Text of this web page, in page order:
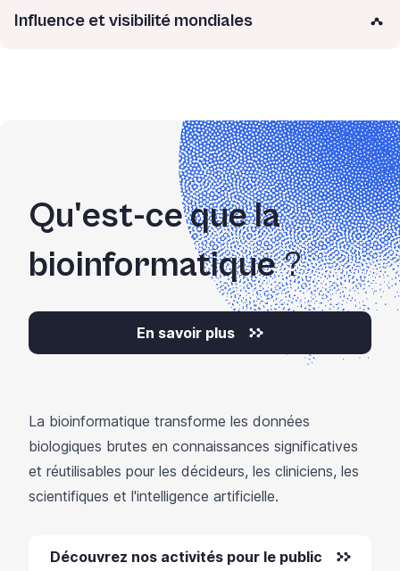
Influence et visibilité mondiales
Qu'est-ce que la
bioinformatique?
En savoir plus
La bioinformatique transforme les données
biologiques brutes en connaissances significatives
et réutilisables pour les décideurs, les cliniciens, les
scientifiques et l'intelligence artificielle.
Découvrez nos activités pour le public